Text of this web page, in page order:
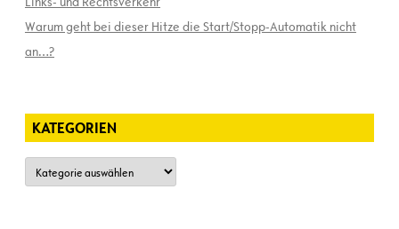
Warum geht bei dieser Hitze die Start/Stopp-Automatik nicht
an…?
KATEGORIEN
Kategorien